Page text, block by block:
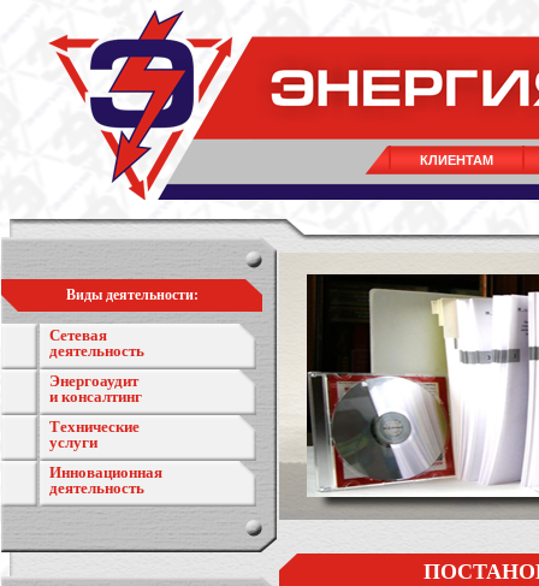
КЛИЕНТАМ
Виды деятельности:
Сетевая
деятельность
Энергоаудит
и консалтинг
Технические
услуги
Инновационная
деятельность